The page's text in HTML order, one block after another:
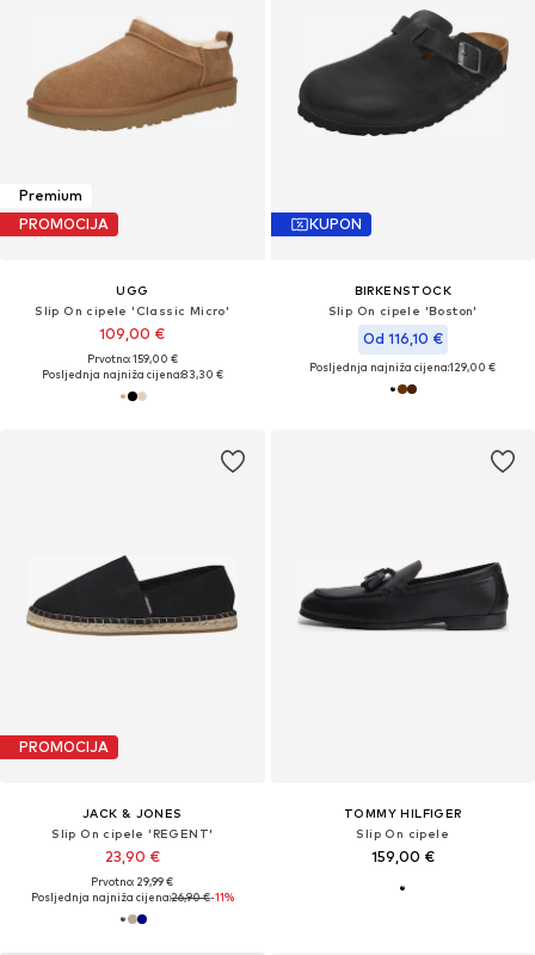
Premium
PROMOCIJA
UGG
Slip On cipele 'Classic Micro'
109,00 €
Prvotno: 159,00 €
Posljednja najniža cijena:83,30 €
KUPON
BIRKENSTOCK
Slip On cipele 'Boston'
Od 116,10 €
Posljednja najniža cijena:129,00 €
PROMOCIJA
JACK & JONES
Slip On cipele 'REGENT'
23,90 €
Prvotno: 29,99 €
Posljednja najniža cijena:26,90 €-11%
TOMMY HILFIGER
Slip On cipele
159,00 €